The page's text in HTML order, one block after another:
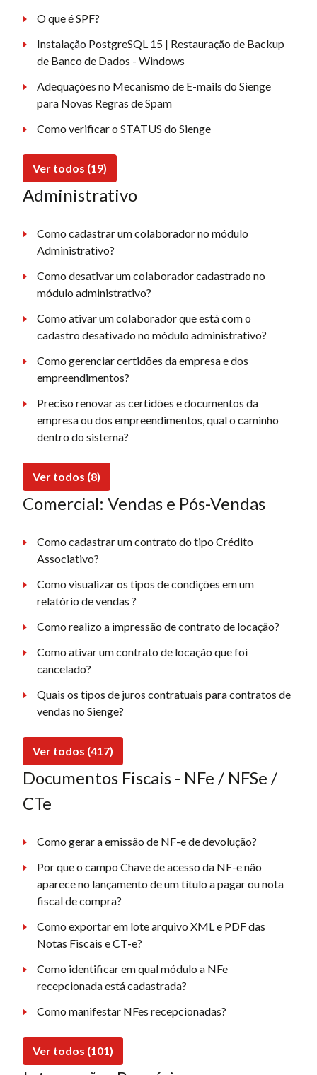
O que é SPF?
Instalação PostgreSQL 15 | Restauração de Backup
de Banco de Dados - Windows
Adequações no Mecanismo de E-mails do Sienge
para Novas Regras de Spam
Como verificar o STATUS do Sienge
Ver todos (19)
Administrativo
Como cadastrar um colaborador no módulo
Administrativo?
Como desativar um colaborador cadastrado no
módulo administrativo?
Como ativar um colaborador que está com o
cadastro desativado no módulo administrativo?
Como gerenciar certidões da empresa e dos
empreendimentos?
Preciso renovar as certidões e documentos da
empresa ou dos empreendimentos, qual o caminho
dentro do sistema?
Ver todos (8)
Comercial: Vendas e Pós-Vendas
Como cadastrar um contrato do tipo Crédito
Associativo?
Como visualizar os tipos de condições em um
relatório de vendas ?
Como realizo a impressão de contrato de locação?
Como ativar um contrato de locação que foi
cancelado?
Quais os tipos de juros contratuais para contratos de
vendas no Sienge?
Ver todos (417)
Documentos Fiscais - NFe / NFSe /
CTe
Como gerar a emissão de NF-e de devolução?
Por que o campo Chave de acesso da NF-e não
aparece no lançamento de um título a pagar ou nota
fiscal de compra?
Como exportar em lote arquivo XML e PDF das
Notas Fiscais e CT-e?
Como identificar em qual módulo a NFe
recepcionada está cadastrada?
Como manifestar NFes recepcionadas?
Ver todos (101)